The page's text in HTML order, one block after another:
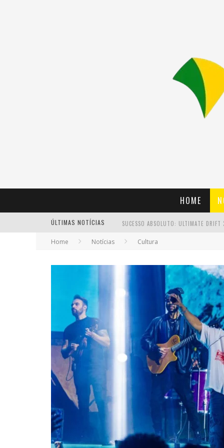
HOME
ÚLTIMAS NOTÍCIAS
EM ABRIL, BOULEVARD SHOPPING BH
Home Notícias Cultura